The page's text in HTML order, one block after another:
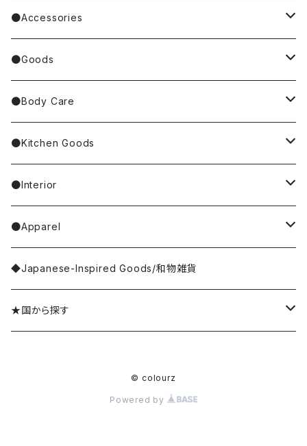
BAREFOOT
Richard Scarry/リチャード・スキャリー
Palnart Poc
4F Palnart Poc（cat）
Hannah Turner
Casselini/HEY! Mrs ROSE
Goma
yao
Olya
Garfield
BETTY BOOP
PINGU
dog／犬
rabbit／うさぎ
Bag
Tote Bag
Other Bag
Pouch
Handkerchief／Towel／TENUGUI
Socks
Stole／Muffler
Glove／Arm cover
Umbrella
Wallet
●Accessories
earrings／ピアス
clip on earrings／イヤリング
ear cuff／イヤーカフ
necklace／ネックレス
ring／リング
bracelet／ブレスレット
brooch／ブローチ
●Goods
Mirror
ornaments／accessory case
toys／stuffed toy
stationery
key ring
perfume bottle
●Body Care
hand soap
hand cream
bar soap
●Kitchen Goods
tableware
placemat
dishcloth
coaster
●Interior
room shoes
rug／tapestry
lumpshade
●Apparel
tops
outer
◆Japanese-Inspired Goods/和物雑貨
★国から探す
© colourz
Powered by